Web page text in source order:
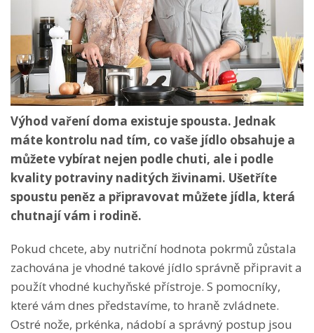
Výhod vaření doma existuje spousta. Jednak
máte kontrolu nad tím, co vaše jídlo obsahuje a
můžete vybírat nejen podle chuti, ale i podle
kvality potraviny naditých živinami. Ušetříte
spoustu peněz a připravovat můžete jídla, která
chutnají vám i rodině.
Pokud chcete, aby nutriční hodnota pokrmů zůstala
zachována je vhodné takové jídlo správně připravit a
použít vhodné kuchyňské přístroje. S pomocníky,
které vám dnes představíme, to hraně zvládnete.
Ostré nože, prkénka, nádobí a správný postup jsou